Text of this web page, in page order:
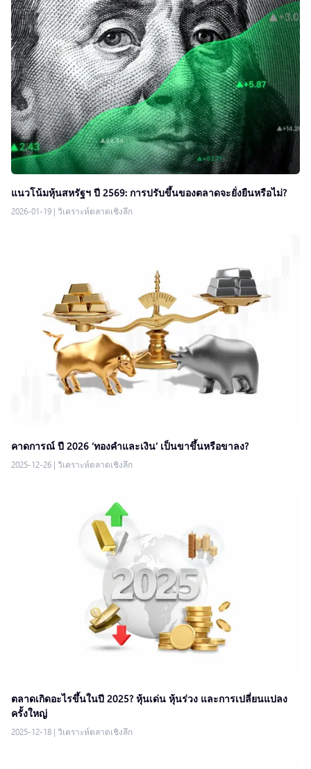
แนวโน้มหุ้นสหรัฐฯ ปี 2569: การปรับขึ้นของตลาดจะยั่งยืนหรือไม่?
2026-01-19 | วิเคราะห์ตลาดเชิงลึก
คาดการณ์ ปี 2026 ‘ทองคำและเงิน’ เป็นขาขึ้นหรือขาลง?
2025-12-26 | วิเคราะห์ตลาดเชิงลึก
ตลาดเกิดอะไรขึ้นในปี 2025? หุ้นเด่น หุ้นร่วง และการเปลี่ยนแปลง
ครั้งใหญ่
2025-12-18 | วิเคราะห์ตลาดเชิงลึก